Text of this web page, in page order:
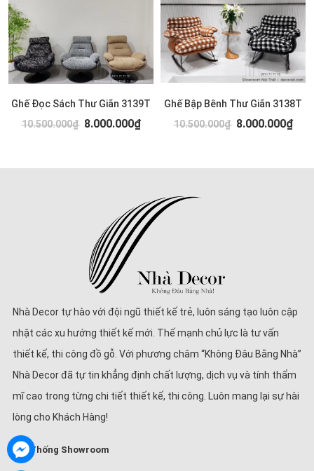
Ghế Đọc Sách Thư Giãn 3139T
10.500.000₫ 8.000.000₫
Ghế Bập Bênh Thư Giãn 3138T
10.500.000₫ 8.000.000₫
Nhà Decor tự hào với đội ngũ thiết kế trẻ, luôn sáng tạo luôn cập
nhật các xu hướng thiết kế mới. Thế mạnh chủ lực là tư vấn
thiết kế, thi công đồ gỗ. Với phương châm “Không Đâu Bằng Nhà”
Nhà Decor đã tự tin khẳng định chất lượng, dịch vụ và tính thẩm
mĩ cao trong từng chi tiết thiết kế, thi công. Luôn mang lại sự hài
lòng cho Khách Hàng!
Hệ Thống Showroom